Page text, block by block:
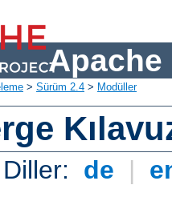
Apache
> Sürüm 2.4 > Modüller
de |